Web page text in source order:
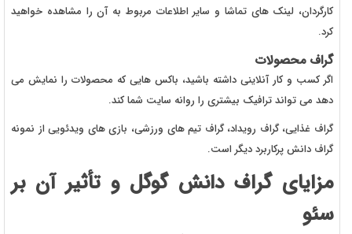
کارگردان، لینک های تماشا و سایر اطلاعات مربوط به آن را مشاهده خواهید
کرد.
گراف محصولات
اگر کسب و کار آنلاینی داشته باشید، باکس هایی که محصولات را نمایش می
دهد می تواند ترافیک بیشتری را روانه سایت شما کند.
گراف غذایی، گراف رویداد، گراف تیم های ورزشی، بازی های ویدئویی از نمونه
گراف دانش پرکاربرد دیگر است.
مزایای گراف دانش گوگل و تأثیر آن بر
سئو